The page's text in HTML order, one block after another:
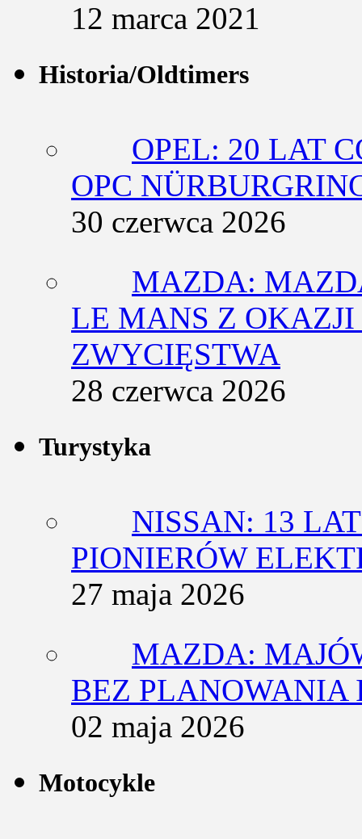
12 marca 2021
Historia/Oldtimers
OPEL: 20 LAT
OPC
30 czerwca 2026
MAZDA:
LE MANS Z
ZWYCIĘSTWA
28 czerwca 2026
Turystyka
NISSAN: 13
PIONIERÓW
27 maja 2026
MAZDA:
BEZ PLANOWANIA
02 maja 2026
Motocykle